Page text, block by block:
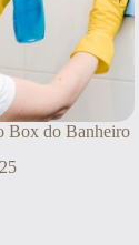
Box do Banheiro